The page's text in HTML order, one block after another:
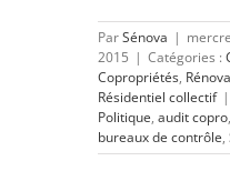
ParSénova |
2015 | Catégories :
Copropriétés,
Résidentiel collectif |
Politique,audit copro
bureaux de contrôle,